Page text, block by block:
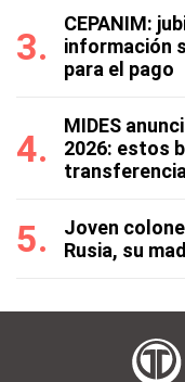
CEPANIM:
información
para el pago
MIDES
2026: estos
transferencia
Joven
Rusia, su